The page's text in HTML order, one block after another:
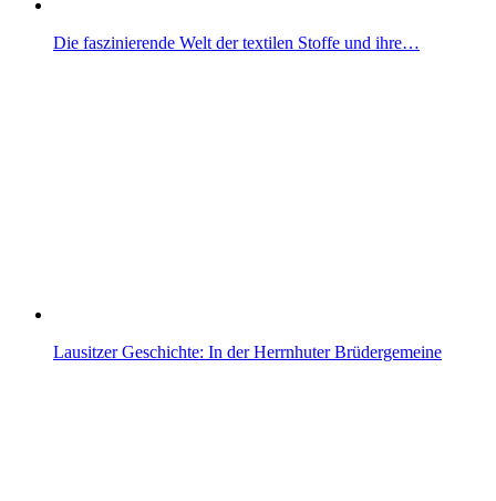
Die faszinierende Welt der textilen Stoffe und ihre…
Lausitzer Geschichte: In der Herrnhuter Brüdergemeine